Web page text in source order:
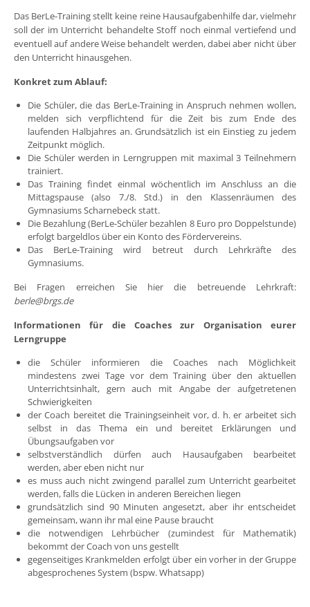
Das BerLe-Training stellt keine reine Hausaufgabenhilfe dar, vielmehr
soll der im Unterricht behandelte Stoff noch einmal vertiefend und
eventuell auf andere Weise behandelt werden, dabei aber nicht über
den Unterricht hinausgehen.
Konkret zum Ablauf:
Die Schüler, die das BerLe-Training in Anspruch nehmen wollen,
melden sich verpflichtend für die Zeit bis zum Ende des
laufenden Halbjahres an. Grundsätzlich ist ein Einstieg zu jedem
Zeitpunkt möglich.
Die Schüler werden in Lerngruppen mit maximal 3 Teilnehmern
trainiert.
Das Training findet einmal wöchentlich im Anschluss an die
Mittagspause (also 7./8. Std.) in den Klassenräumen des
Gymnasiums Scharnebeck statt.
Die Bezahlung (BerLe-Schüler bezahlen 8 Euro pro Doppelstunde)
erfolgt bargeldlos über ein Konto des Fördervereins.
Das BerLe-Training wird betreut durch Lehrkräfte des
Gymnasiums.
Bei Fragen erreichen Sie hier die betreuende Lehrkraft:
berle@brgs.de
Informationen für die Coaches zur Organisation eurer
Lerngruppe
die Schüler informieren die Coaches nach Möglichkeit
mindestens zwei Tage vor dem Training über den aktuellen
Unterrichtsinhalt, gern auch mit Angabe der aufgetretenen
Schwierigkeiten
der Coach bereitet die Trainingseinheit vor, d. h. er arbeitet sich
selbst in das Thema ein und bereitet Erklärungen und
Übungsaufgaben vor
selbstverständlich dürfen auch Hausaufgaben bearbeitet
werden, aber eben nicht nur
es muss auch nicht zwingend parallel zum Unterricht gearbeitet
werden, falls die Lücken in anderen Bereichen liegen
grundsätzlich sind 90 Minuten angesetzt, aber ihr entscheidet
gemeinsam, wann ihr mal eine Pause braucht
die notwendigen Lehrbücher (zumindest für Mathematik)
bekommt der Coach von uns gestellt
gegenseitiges Krankmelden erfolgt über ein vorher in der Gruppe
abgesprochenes System (bspw. Whatsapp)